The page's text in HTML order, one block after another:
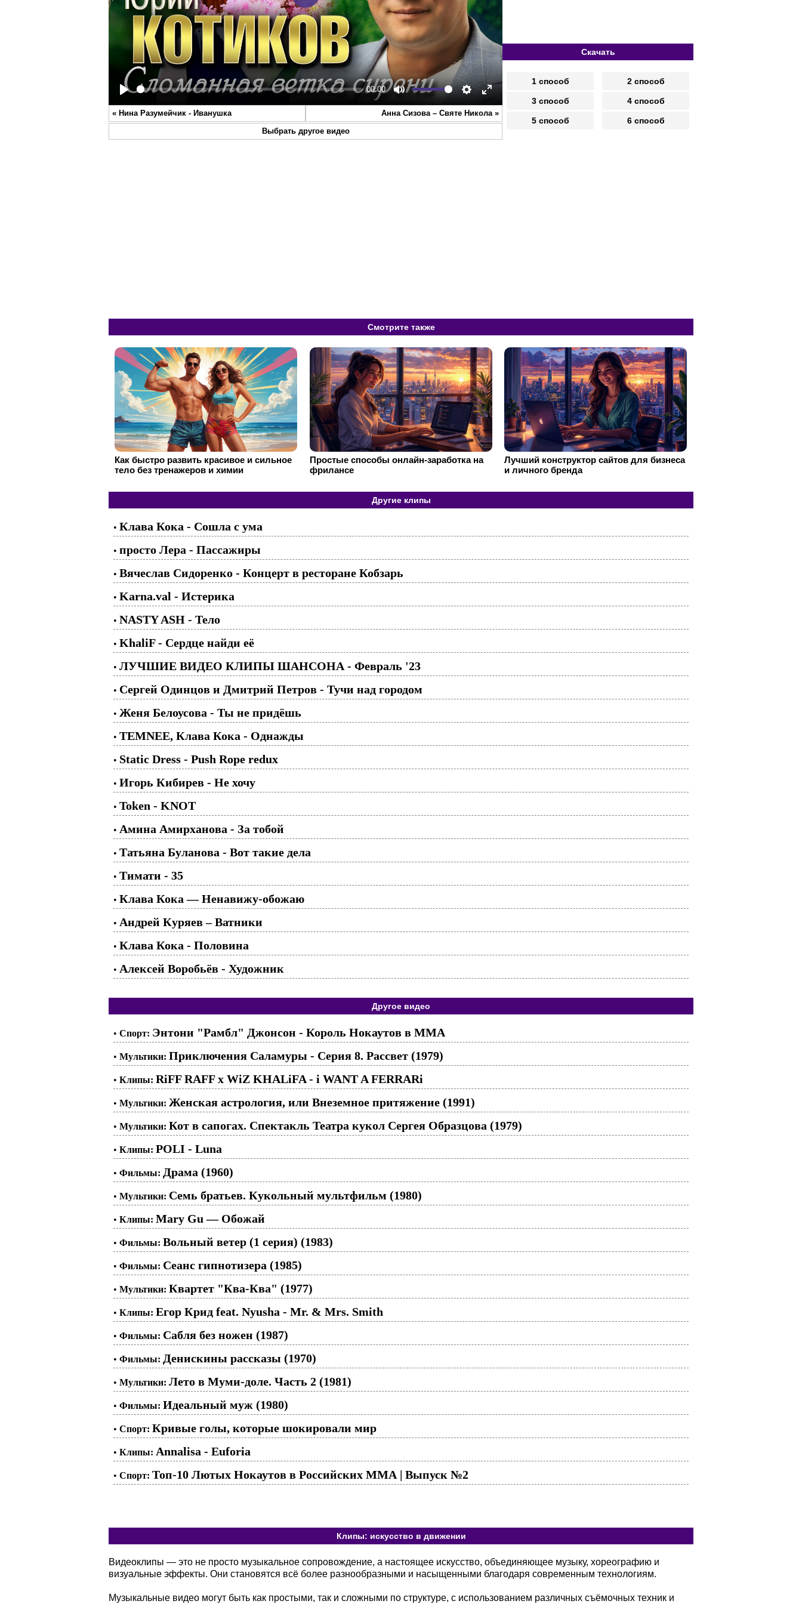
Play
00:00
Mute Settings
Enter
fullscreen
Play
« Нина Разумейчик - Иванушка Анна Сизова – Святе Никола »
Выбрать другое видео
Скачать
1 способ 2 способ
3 способ 4 способ
5 способ 6 способ
Смотрите также
Как быстро развить красивое и сильное
тело без тренажеров и химии
Простые способы онлайн-заработка на
фрилансе
Лучший конструктор сайтов для бизнеса
и личного бренда
Другие клипы
• Клава Кока - Сошла с ума
• просто Лера - Пассажиры
• Вячеслав Сидоренко - Концерт в ресторане Кобзарь
• Karna.val - Истерика
• NASTY ASH - Тело
• KhaliF - Сердце найди её
• ЛУЧШИЕ ВИДЕО КЛИПЫ ШАНСОНА - Февраль '23
• Сергей Одинцов и Дмитрий Петров - Тучи над городом
• Женя Белоусова - Ты не придёшь
• TEMNEE, Клава Кока - Однажды
• Static Dress - Push Rope redux
• Игорь Кибирев - Не хочу
• Token - KNOT
• Амина Амирханова - За тобой
• Татьяна Буланова - Вот такие дела
• Тимати - 35
• Клава Кока — Ненавижу-обожаю
• Андрей Куряев – Ватники
• Клава Кока - Половина
• Алексей Воробьёв - Художник
Другое видео
• Спорт: Энтони "Рамбл" Джонсон - Король Нокаутов в ММА
• Мультики: Приключения Саламуры - Серия 8. Рассвет (1979)
• Клипы: RiFF RAFF x WiZ KHALiFA - i WANT A FERRARi
• Мультики: Женская астрология, или Внеземное притяжение (1991)
• Мультики: Кот в сапогах. Спектакль Театра кукол Сергея Образцова (1979)
• Клипы: POLI - Luna
• Фильмы: Драма (1960)
• Мультики: Семь братьев. Кукольный мультфильм (1980)
• Клипы: Mary Gu — Обожай
• Фильмы: Вольный ветер (1 серия) (1983)
• Фильмы: Сеанс гипнотизера (1985)
• Мультики: Квартет "Ква-Ква" (1977)
• Клипы: Егор Крид feat. Nyusha - Mr. & Mrs. Smith
• Фильмы: Сабля без ножен (1987)
• Фильмы: Денискины рассказы (1970)
• Мультики: Лето в Муми-доле. Часть 2 (1981)
• Фильмы: Идеальный муж (1980)
• Спорт: Кривые голы, которые шокировали мир
• Клипы: Annalisa - Euforia
• Спорт: Топ-10 Лютых Нокаутов в Российских ММА | Выпуск №2
Клипы: искусство в движении
Видеоклипы — это не просто музыкальное сопровождение, а настоящее искусство, объединяющее музыку, хореографию и
визуальные эффекты. Они становятся всё более разнообразными и насыщенными благодаря современным технологиям.
Музыкальные видео могут быть как простыми, так и сложными по структуре, с использованием различных съёмочных техник и